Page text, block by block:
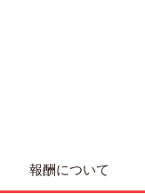
報酬について